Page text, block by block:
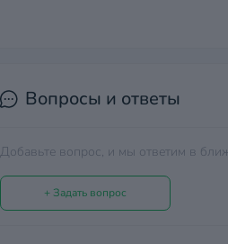
Вопросы и ответы
Добавьте вопрос, и мы ответим в
+ Задать вопрос